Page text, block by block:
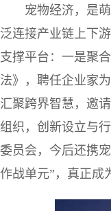
宠物经济，是
泛连接产业链上下
支撑平台：一是聚
法》，聘任企业家
汇聚跨界智慧，邀
组织，创新设立与
委员会，今后还携
作战单元”，真正成